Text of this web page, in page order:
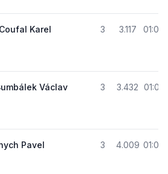
Coufal Karel 3 3.117
Václav 3 3.432
Pavel 3 4.009